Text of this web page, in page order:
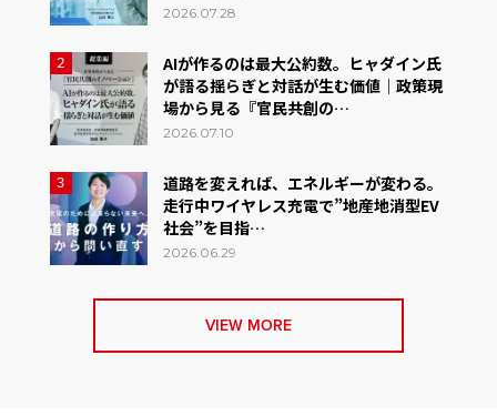
2026.07.28
2
AIが作るのは最大公約数。ヒャダイン氏
が語る揺らぎと対話が生む価値｜政策現
場から見る『官民共創の…
2026.07.10
3
道路を変えれば、エネルギーが変わる。
走行中ワイヤレス充電で”地産地消型EV
社会”を目指…
2026.06.29
VIEW MORE